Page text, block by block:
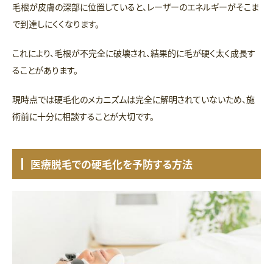
毛根が皮膚の深部に位置していると、レーザーのエネルギーがそこま
で到達しにくくなります。
これにより、毛根が不完全に破壊され、結果的に毛が硬く太く成長す
ることがあります。
現時点では硬毛化のメカニズムは完全に解明されていないため、施
術前に十分に相談することが大切です。
医療脱毛での硬毛化を予防する方法